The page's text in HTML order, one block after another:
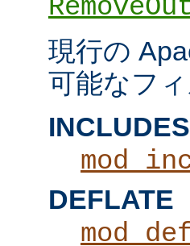
現行の
可能なフ
INCLUDES
DEFLATE